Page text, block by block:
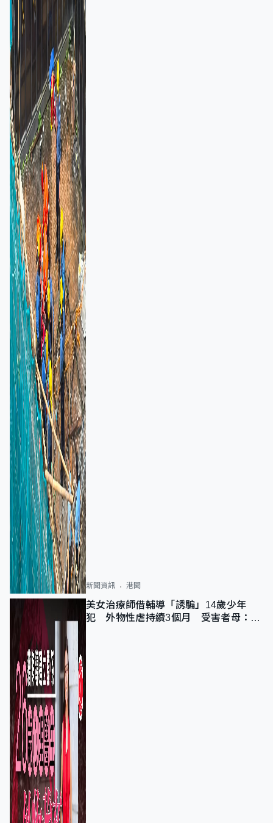
新聞資訊 港聞
美女治療師借輔導「誘騙」14歲少年
犯 外物性虐持續3個月 受害者母：要